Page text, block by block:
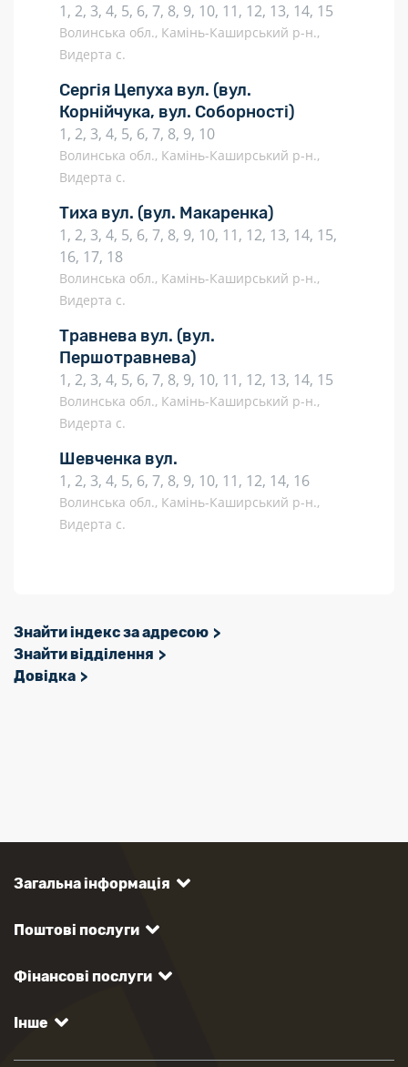
1, 2, 3, 4, 5, 6, 7, 8, 9, 10, 11, 12, 13, 14, 15
Волинська обл., Камінь-Каширський р-н.,
Видерта с.
Сергія Цепуха вул. (вул.
Корнійчука, вул. Соборності)
1, 2, 3, 4, 5, 6, 7, 8, 9, 10
Волинська обл., Камінь-Каширський р-н.,
Видерта с.
Тиха вул. (вул. Макаренка)
1, 2, 3, 4, 5, 6, 7, 8, 9, 10, 11, 12, 13, 14, 15,
16, 17, 18
Волинська обл., Камінь-Каширський р-н.,
Видерта с.
Травнева вул. (вул.
Першотравнева)
1, 2, 3, 4, 5, 6, 7, 8, 9, 10, 11, 12, 13, 14, 15
Волинська обл., Камінь-Каширський р-н.,
Видерта с.
Шевченка вул.
1, 2, 3, 4, 5, 6, 7, 8, 9, 10, 11, 12, 14, 16
Волинська обл., Камінь-Каширський р-н.,
Видерта с.
Знайти індекс за адресою
Знайти відділення
Довідка
Загальна інформація
Поштові послуги
Фінансові послуги
Інше